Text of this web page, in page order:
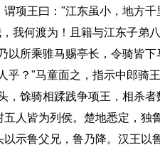
项王曰："江东虽小，地方
我何渡为！且籍与江东子弟
以所乘骓马赐亭长，令骑皆
乎？"马童面之，指示中郎骑
，馀骑相蹂践争项王，相杀
人皆为列侯。楚地悉定，
以示鲁父兄，鲁乃降。汉王